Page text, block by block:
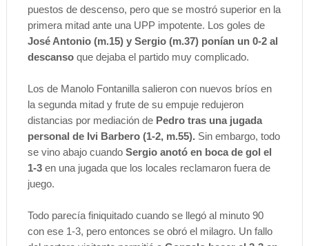
puestos de descenso, pero que se mostró superior en la
primera mitad ante una UPP impotente. Los goles de
José Antonio (m.15) y Sergio (m.37) ponían un 0-2 al
descanso que dejaba el partido muy complicado.
Los de Manolo Fontanilla salieron con nuevos bríos en
la segunda mitad y frute de su empuje redujeron
distancias por mediación de Pedro tras una jugada
personal de Ivi Barbero (1-2, m.55). Sin embargo, todo
se vino abajo cuando Sergio anotó en boca de gol el
1-3en una jugada que los locales reclamaron fuera de
juego.
Todo parecía finiquitado cuando se llegó al minuto 90
con ese 1-3, pero entonces se obró el milagro. Un fallo